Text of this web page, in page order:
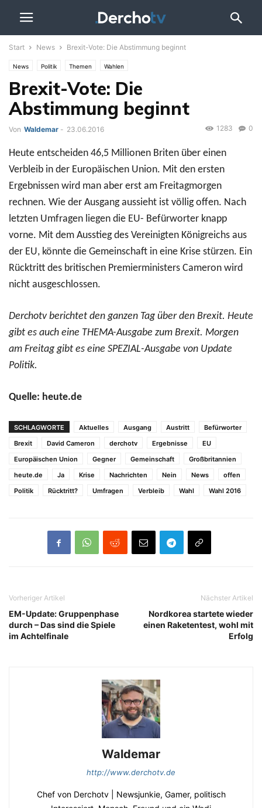
Start News Brexit-Vote: Die Abstimmung beginnt
News Politik Themen Wahlen
Brexit-Vote: Die
Abstimmung beginnt
Von Waldemar - 23.06.2016 0
1283
Heute entscheiden 46,5 Millionen Briten über einen
Verbleib in der Europäischen Union. Mit den ersten
Ergebnissen wird man aber erst am Freitagmorgen
rechnen. Wie der Ausgang aussieht ist völlig offen. Nach
letzten Umfragen liegen die EU- Befürworter knapp
vorne. Mit dem Ausstieg des Vereinigten Königreichs aus
der EU, könnte die Gemeinschaft in eine Krise stürzen. Ein
Rücktritt des britischen Premierministers Cameron wird
nicht ausgeschlossen.
Derchotv berichtet den ganzen Tag über den Brexit. Heute
gibt es auch eine THEMA-Ausgabe zum Brexit. Morgen
am Freitag gibt es eine SPEZIAL-Ausgabe von Update
Politik.
Quelle: heute.de
SCHLAGWORTE Aktuelles Ausgang Austritt
Befürworter
Brexit
David Cameron derchotv Ergebnisse
EU
Europäischen Union
Gegner Gemeinschaft
Großbritannien
heute.de
Ja Krise Nachrichten Nein News
offen
Politik
Rücktritt? Umfragen Verbleib Wahl Wahl 2016
Vorheriger Artikel
EM-Update: Gruppenphase
durch – Das sind die Spiele
im Achtelfinale
Nächster Artikel
Nordkorea startete wieder
einen Raketentest, wohl mit
Erfolg
Waldemar
http://www.derchotv.de
Chef von Derchotv | Newsjunkie, Gamer, politisch